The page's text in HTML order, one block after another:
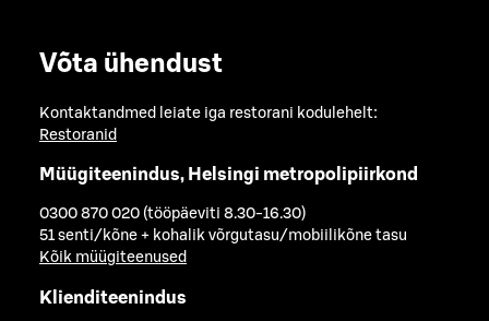
Võta ühendust
Kontaktandmed leiate iga restorani kodulehelt:
Restoranid
Müügiteenindus, Helsingi metropolipiirkond
0300 870 020 (tööpäeviti 8.30-16.30)
51 senti/kõne + kohalik võrgutasu/mobiilikõne tasu
Kõik müügiteenused
Klienditeenindus